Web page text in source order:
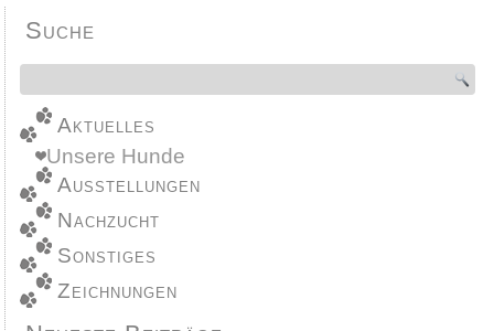
Suche
Aktuelles
Unsere Hunde
Ausstellungen
Nachzucht
Sonstiges
Zeichnungen